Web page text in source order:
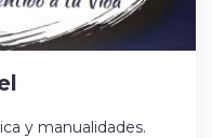
y manualidades.